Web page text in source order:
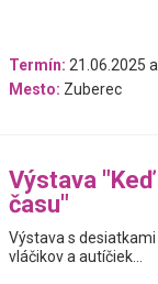
Termín: 21.06.2025
Mesto: Zuberec
Výstava
času"
Výstava s
vláčikov a autíčiek...